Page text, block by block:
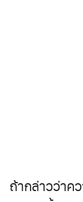
ถ้ากล่าวว่าค